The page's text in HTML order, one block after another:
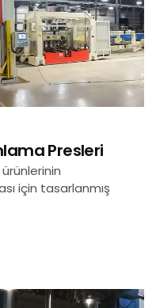
Presleri
için tasarlanmış